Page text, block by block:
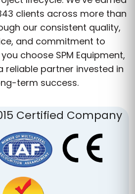
clients across more than
our consistent quality,
and commitment to
choose SPM Equipment,
reliable partner invested in
term success.
Certified Company